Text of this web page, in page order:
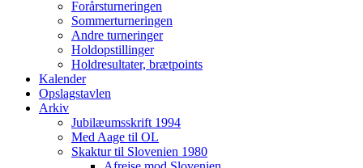
Forårsturneringen
Sommerturneringen
Andre turneringer
Holdopstillinger
Holdresultater, brætpoints
Kalender
Opslagstavlen
Arkiv
Jubilæumsskrift 1994
Med Aage til OL
Skaktur til Slovenien 1980